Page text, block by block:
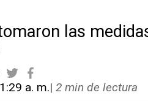
las
a. m.| 2 min de lectura